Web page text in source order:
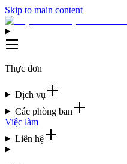
Skip to main content
Thực đơn
Dịch vụ
Các phòng ban
Việc làm
Liên hệ